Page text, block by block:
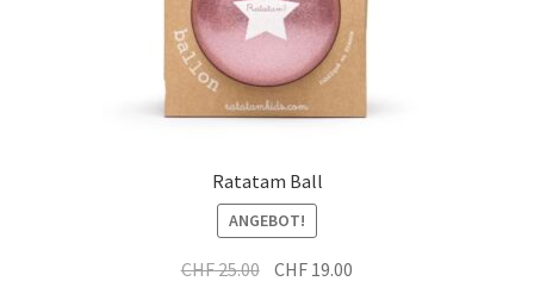
Ratatam Ball
ANGEBOT!
CHF25.00 Ursprünglicher
CHF 19.00